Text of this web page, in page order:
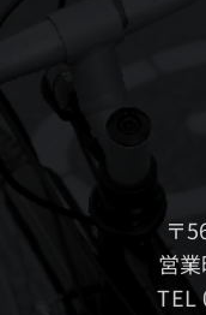
〒
営
TEL